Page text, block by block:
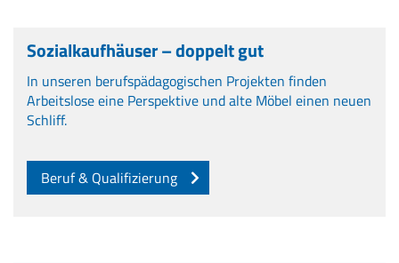
Sozialkaufhäuser – doppelt gut
In unseren berufspädagogischen Projekten finden
Arbeitslose eine Perspektive und alte Möbel einen neuen
Schliff.
Beruf & Qualifizierung